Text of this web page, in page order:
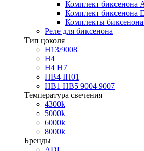
Комплект
Комплект биксенона
Комплекты
Реле для биксенона
Тип цоколя
H13/9008
H4
H4 H7
HB4 IH01
HB1 HB5 9004 9007
Температура свечения
4300k
5000k
6000k
8000k
Бренды